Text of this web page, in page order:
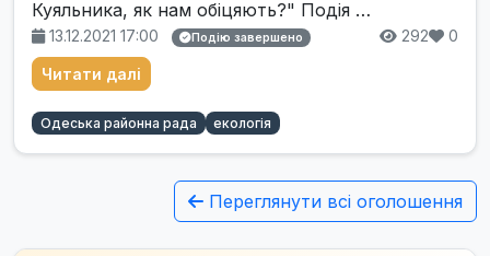
Куяльника, як нам обіцяють?" Подія …
13.12.2021 17:00 Подію завершено 292 0
Читати далі
Одеська районна рада екологія
Переглянути всі оголошення